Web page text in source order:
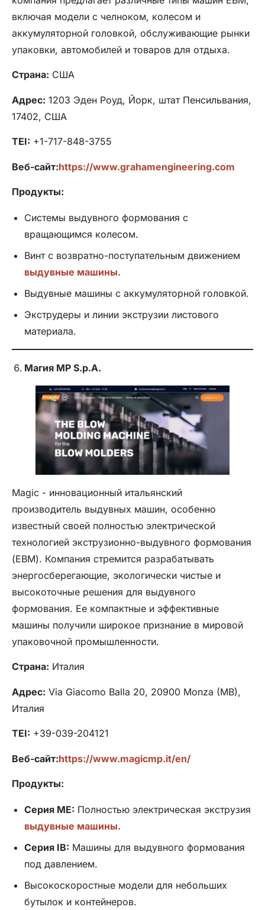
включая модели с челноком, колесом и
аккумуляторной головкой, обслуживающие рынки
упаковки, автомобилей и товаров для отдыха.
Страна: США
Адрес: 1203 Эден Роуд, Йорк, штат Пенсильвания,
17402, США
TEI: +1-717-848-3755
Веб-сайт:https://www.grahamengineering.com
Продукты:
Системы выдувного формования с
вращающимся колесом.
Винт с возвратно-поступательным движением
выдувные машины.
Выдувные машины с аккумуляторной головкой.
Экструдеры и линии экструзии листового
материала.
Магия MPS.p.A.
Magic - инновационный итальянский
производитель выдувных машин, особенно
известный своей полностью электрической
технологией экструзионно-выдувного формования
(EBM). Компания стремится разрабатывать
энергосберегающие, экологически чистые и
высокоточные решения для выдувного
формования. Ее компактные и эффективные
машины получили широкое признание в мировой
упаковочной промышленности.
Страна: Италия
Адрес: Via Giacomo Balla 20, 20900 Monza (MB),
Италия
TEI: +39-039-204121
Веб-сайт:https://www.magicmp.it/en/
Продукты:
Серия ME: Полностью электрическая экструзия
выдувные машины.
Серия IB: Машины для выдувного формования
под давлением.
Высокоскоростные модели для небольших
бутылок и контейнеров.